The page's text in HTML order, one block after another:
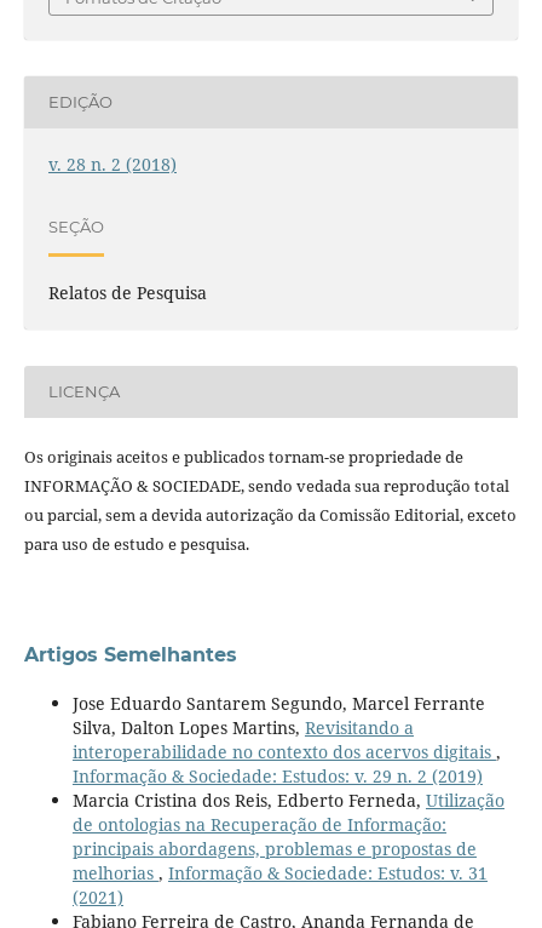
EDIÇÃO
v. 28 n. 2 (2018)
SEÇÃO
Relatos de Pesquisa
LICENÇA
Os originais aceitos e publicados tornam-se propriedade de
INFORMAÇÃO & SOCIEDADE, sendo vedada sua reprodução total
ou parcial, sem a devida autorização da Comissão Editorial, exceto
para uso de estudo e pesquisa.
Artigos Semelhantes
Jose Eduardo Santarem Segundo, Marcel Ferrante
Silva, Dalton Lopes Martins, Revisitando a
interoperabilidade no contexto dos acervos digitais ,
Informação & Sociedade: Estudos: v. 29 n. 2 (2019)
Marcia Cristina dos Reis, Edberto Ferneda, Utilização
de ontologias na Recuperação de Informação:
principais abordagens, problemas e propostas de
melhorias , Informação & Sociedade: Estudos: v. 31
(2021)
Fabiano Ferreira de Castro, Ananda Fernanda de